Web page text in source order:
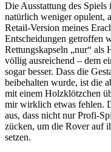
Die Ausstattung des
natürlich weniger opulent,
Retail-Version meines
Entscheidungen getroffen
Rettungskapseln „nur“ als
völlig ausreichend – dem
sogar besser. Dass die
beibehalten wurde, ist die
mit einem Holzklötzchen
mir wirklich etwas fehlen.
aus, dass nicht nur Profi-
zücken, um die Rover auf
setzen.